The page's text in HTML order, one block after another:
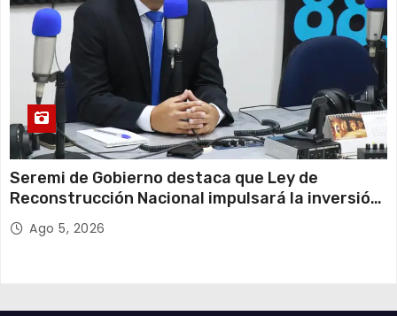
Seremi de Gobierno destaca que Ley de
Reconstrucción Nacional impulsará la inversión
y el empleo en Tarapacá
Ago 5, 2026